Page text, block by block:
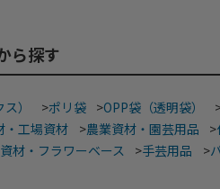
ら探す
） >ポリ袋 >OPP袋（透明袋）
・工場資材 >農業資材・園芸用品 >
材・フラワーベース >手芸用品 >